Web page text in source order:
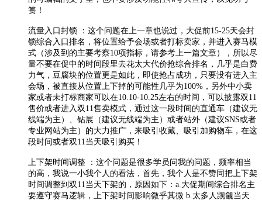
篑！
流量入口封锁 ：这个问题在上一章也说过，大促前15-25天会封
锁综合入口排名，将位置给予会场或者打标卖家，并进入赛马模
式（涉及到的主要考察10项指标，请参考上一篇文章），所以尽
量不要在促中的时间段里去花太大代价抢综合排名，几乎是白费
力气，豆腐块的位置更是如此，即使抢占成功，只要没有进入主
会场，被直接从位置上下掉的可能性几乎为100%，另外中小卖
家或者未打标商家可以在10.10-10.25左右的时间，可以披露双11
售价或者进入双11售卖模式，通过这一段时间的直通车（建议无
线端为主）、钻展（建议无线端为主）或者站外（建议SNS或者
专业网站为主）的大力推广，来吸引收藏、吸引加购物车，在这
段时间或者双11当天吸引购买！
上下架时间调整 ：这个问题是很多学员问我的问题，频率相当
的高，我说一小我个人的看法，首先，我个人是不赞同把上下架
时间调整到双11当天下架的，原因如下：a.大促期间综合排名主
要遵守赛马逻辑，上下架时间影响微乎其微 b.太多人觊觎当天